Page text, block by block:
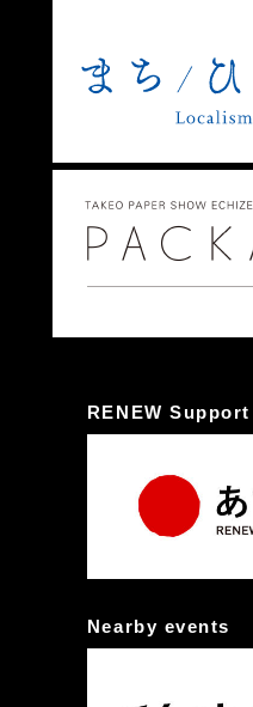
RENEW Support
Nearby events